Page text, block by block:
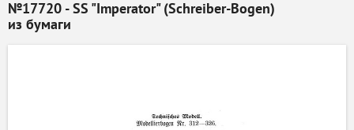
№17720 - SS "Imperator" (Schreiber-Bogen)
из бумаги